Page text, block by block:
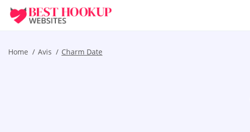
Home Avis Charm Date